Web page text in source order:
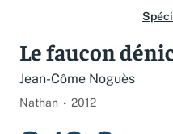
Le faucon
Jean-Côme Noguès